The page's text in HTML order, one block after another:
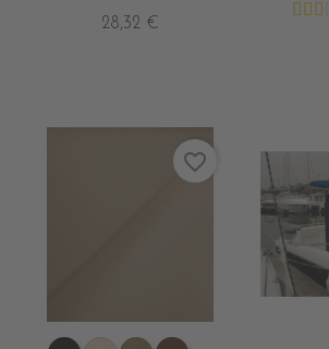
28,32 €
favorite_border